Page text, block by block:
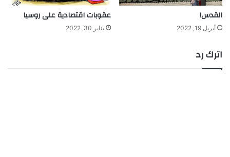
القدس!
أبريل 19, 2022
عقوبات اقتصادية على روسيا
يناير 30, 2022
اترك رد